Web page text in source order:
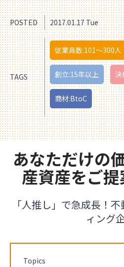
POSTED 2017.01.17 Tue
TAGS
従業員数:101〜300人
創立:15年以上 決
商材:BtoC
あなただけの
産資産をご提
「人推し」で急成長！
ィング
Topics